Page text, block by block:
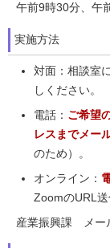
午前9時30分、午
実施方法
対面：相談室
しください。
電話： ご希望
レスまでメー
のため）。
オンライン：
ZoomのURL送
産業振興課 メー